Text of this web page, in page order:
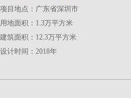
项目地点：广东省深圳市
用地面积：1.3万平方米
建筑面积：12.3万平方米
设计时间：2018年